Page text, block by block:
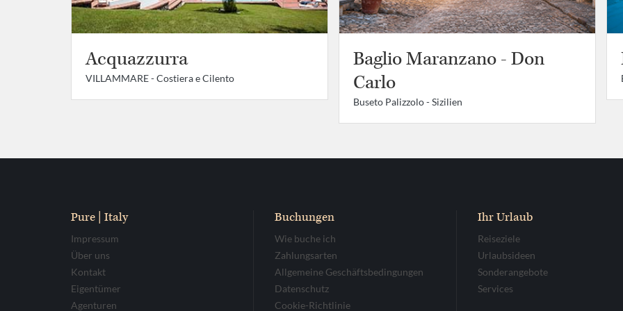
Acquazzurra
VILLAMMARE -Costiera e Cilento
Baglio Maranzano - Don
Carlo
Buseto Palizzolo -Sizilien
Pure | Italy
Impressum
Über uns
Kontakt
Eigentümer
Agenturen
Buchungen
Wie buche ich
Zahlungsarten
Allgemeine Geschäftsbedingungen
Datenschutz
Cookie-Richtlinie
Ihr Urlaub
Reiseziele
Urlaubsideen
Sonderangebote
Services